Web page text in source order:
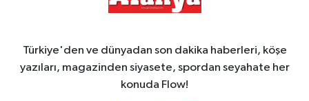
Türkiye'den ve dünyadan son dakika haberleri, köşe
yazıları, magazinden siyasete, spordan seyahate her
konuda Flow!